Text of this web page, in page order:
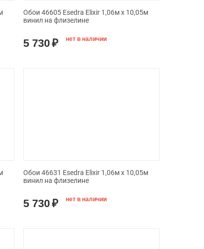
Обои 46605 Esedra Elixir 1,06м х 10,05м
винил на флизелине
5 730₽ нет в наличии
Обои 46631 Esedra Elixir 1,06м х 10,05м
винил на флизелине
5 730₽ нет в наличии